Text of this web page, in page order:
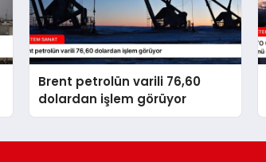
Brent petrolün varili 76,60
dolardan işlem görüyor